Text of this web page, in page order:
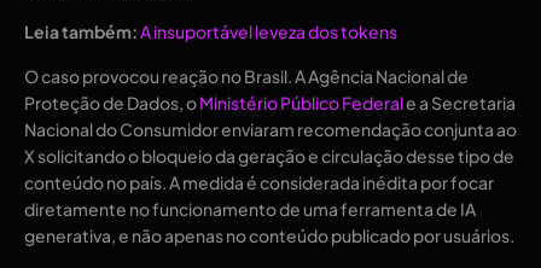
Leia também:A insuportável leveza dos tokens
O caso provocou reação no Brasil. A Agência Nacional de
Proteção de Dados, oMinistério Público Federale a Secretaria
Nacional do Consumidor enviaram recomendação conjunta ao
X solicitando o bloqueio da geração e circulação desse tipo de
conteúdo no país. A medida é considerada inédita por focar
diretamente no funcionamento de uma ferramenta de IA
generativa, e não apenas no conteúdo publicado por usuários.